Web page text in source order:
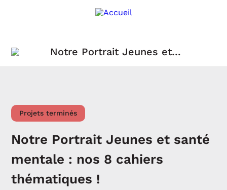
Notre Portrait Jeunes et
Projets terminés
Notre Portrait Jeunes et santé
mentale : nos 8 cahiers
thématiques !